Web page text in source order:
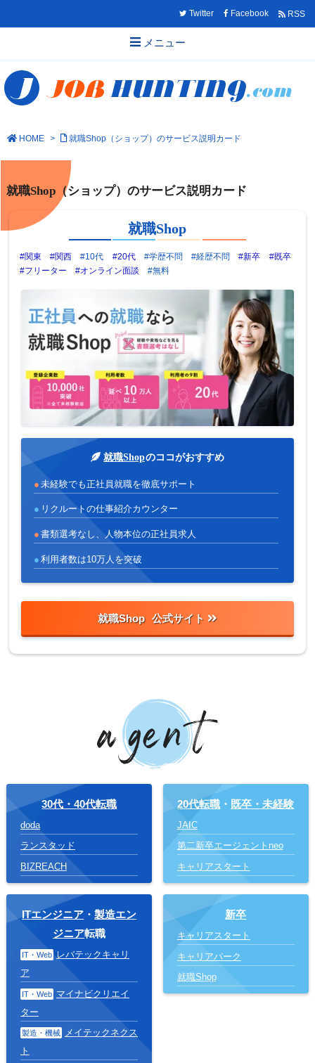
メニュー
Twitter Facebook RSS
HOME > 就職Shop（ショップ）のサービス説明カード
就職Shop（ショップ）のサービス説明カード
就職Shop
#関東 #関西 #10代 #20代 #学歴不問 #経歴不問 #新卒
#既卒
#フリーター
#オンライン面談 #無料
就職Shopのココがおすすめ
未経験でも正社員就職を徹底サポート
リクルートの仕事紹介カウンター
書類選考なし、人物本位の正社員求人
利用者数は10万人を突破
就職Shop
30代・40代転職
doda
ランスタッド
BIZREACH
20代転職 ・ 既卒・未経験
JAIC
第二新卒エージェントneo
キャリアスタート
ITエンジニア ・製造エン
ジニア転職
IT・Web
レバテックキャリ
ア
IT・Web マイナビクリエイ
ター
製造・機械
メイテックネクス
ト
新卒
キャリアスタート
キャリアパーク
就職Shop